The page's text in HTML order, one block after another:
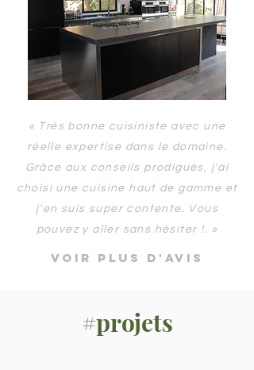
« Très bonne cuisiniste avec une
réelle expertise dans le domaine.
Grâce aux conseils prodigués, j'ai
choisi une cuisine haut de gamme et
j'en suis super contente. Vous
pouvez y aller sans hésiter !. »
voir plus d'avis
#projets